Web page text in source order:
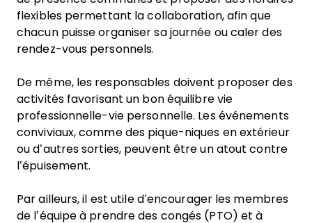
flexibles permettant la collaboration, afin que
chacun puisse organiser sa journée ou caler des
rendez-vous personnels.
De même, les responsables doivent proposer des
activités favorisant un bon équilibre vie
professionnelle-vie personnelle. Les événements
conviviaux, comme des pique-niques en extérieur
ou d’autres sorties, peuvent être un atout contre
l’épuisement.
Par ailleurs, il est utile d’encourager les membres
de l’équipe à prendre des congés (PTO) et à